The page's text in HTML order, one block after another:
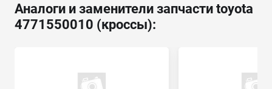
Аналоги и заменители запчасти toyota
4771550010 (кроссы):